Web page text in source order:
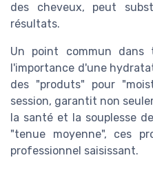
des cheveux, peut
résultats.
Un point commun dans
l'importance d'une
des "produts" pour
session, garantit non
la santé et la souplesse
"tenue moyenne", ces
professionnel saisissant.